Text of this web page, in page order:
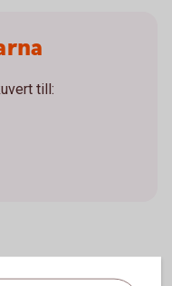
till:
ett ärende